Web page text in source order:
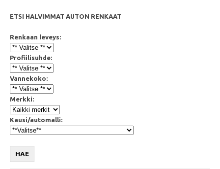
ETSI HALVIMMAT AUTON RENKAAT
Renkaan leveys:
Profiilisuhde:
Vannekoko:
Merkki:
Kausi/automalli:
HAE